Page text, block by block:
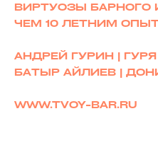
ВИРТУОЗЫ БАРНОГО
ЧЕМ 10 ЛЕТНИМ
АНДРЕЙ ГУРИН | ГУРЯ
БАТЫР АЙЛИЕВ |
WWW.TVOY-BAR.RU